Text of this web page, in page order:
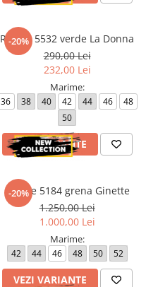
-20%
Rochie 5532 verde La Donna
290,00 Lei
232,00 Lei
Marime:
36 38 40 42 44 46
48
50
VEZI VARIANTE
-20%
Rochie 5184 grena Ginette
1.250,00 Lei
1.000,00 Lei
Marime:
42 44 46 48 50 52
VEZI VARIANTE